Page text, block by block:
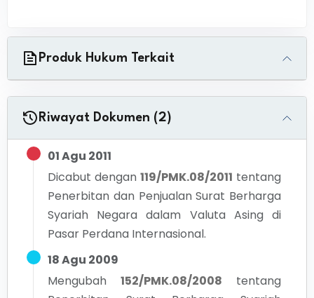
Produk Hukum Terkait
Riwayat Dokumen (2)
01 Agu 2011
Dicabut dengan 119/PMK.08/2011 tentang
Penerbitan dan Penjualan Surat Berharga
Syariah Negara dalam Valuta Asing di
Pasar Perdana Internasional.
18 Agu 2009
Mengubah
152/PMK.08/2008
tentang